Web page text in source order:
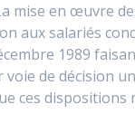
mise en œuvre
aux salariés
1989
voie de décision
ces